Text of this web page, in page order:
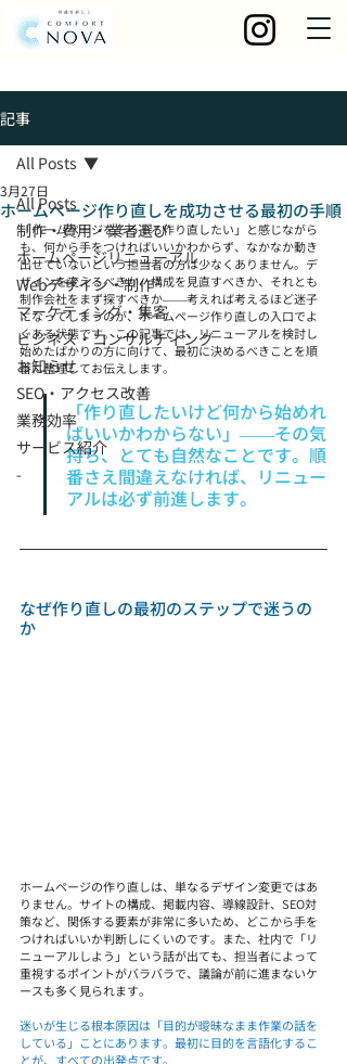
記事
All Posts
制作・費用・業者選び
ホームページリニューアル
Webデザイン・制作
マーケティング・集客
ビジネス・コンサルティング
お知らせ
SEO・アクセス改善
業務効率
サービス紹介
-
All Posts
ホームページ作り直しを成功させる最初の手順
3月27日
「ホームページをそろそろ作り直したい」と感じながら
も、何から手をつければいいかわからず、なかなか動き
出せていないという担当者の方は少なくありません。デ
ザインを変えるべきか、構成を見直すべきか、それとも
制作会社をまず探すべきか——考えれば考えるほど迷子
になってしまうのが、ホームページ作り直しの入口でよ
くある状態です。この記事では、リニューアルを検討し
始めたばかりの方に向けて、最初に決めるべきことを順
番に整理してお伝えします。
「作り直したいけど何から始めれ
ばいいかわからない」——その気
持ち、とても自然なことです。順
番さえ間違えなければ、リニュー
アルは必ず前進します。
なぜ作り直しの最初のステップで迷うの
か
ホームページの作り直しは、単なるデザイン変更ではあ
りません。サイトの構成、掲載内容、導線設計、SEO対
策など、関係する要素が非常に多いため、どこから手を
つければいいか判断しにくいのです。また、社内で「リ
ニューアルしよう」という話が出ても、担当者によって
重視するポイントがバラバラで、議論が前に進まないケ
ースも多く見られます。
迷いが生じる根本原因は「目的が曖昧なまま作業の話を
している」ことにあります。最初に目的を言語化するこ
とが、すべての出発点です。